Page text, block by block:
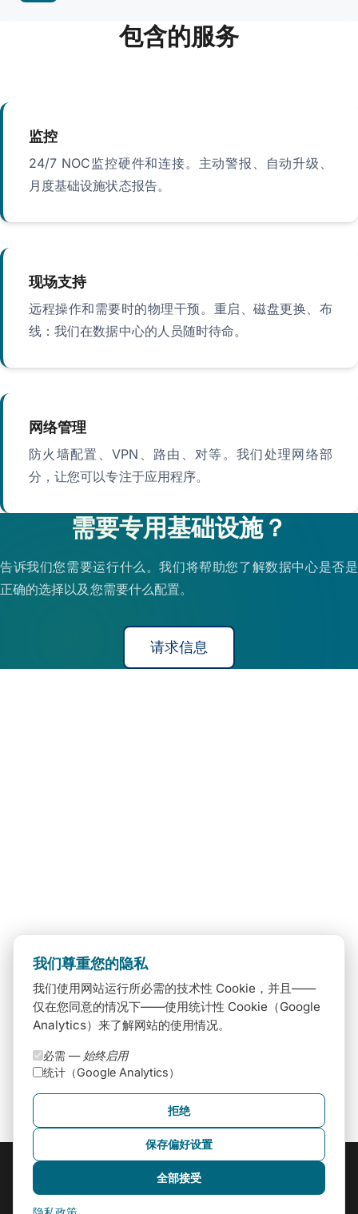
包含的服务
监控
24/7 NOC监控硬件和连接。主动警报、自动升级、
月度基础设施状态报告。
现场支持
远程操作和需要时的物理干预。重启、磁盘更换、布
线：我们在数据中心的人员随时待命。
网络管理
防火墙配置、VPN、路由、对等。我们处理网络部
分，让您可以专注于应用程序。
需要专用基础设施？
告诉我们您需要运行什么。我们将帮助您了解数据中心是否是
正确的选择以及您需要什么配置。
请求信息
我们尊重您的隐私
我们使用网站运行所必需的技术性 Cookie，并且——
仅在您同意的情况下——使用统计性 Cookie（Google
Analytics）来了解网站的使用情况。
必需 — 始终启用
统计（Google Analytics）
拒绝
保存偏好设置
全部接受